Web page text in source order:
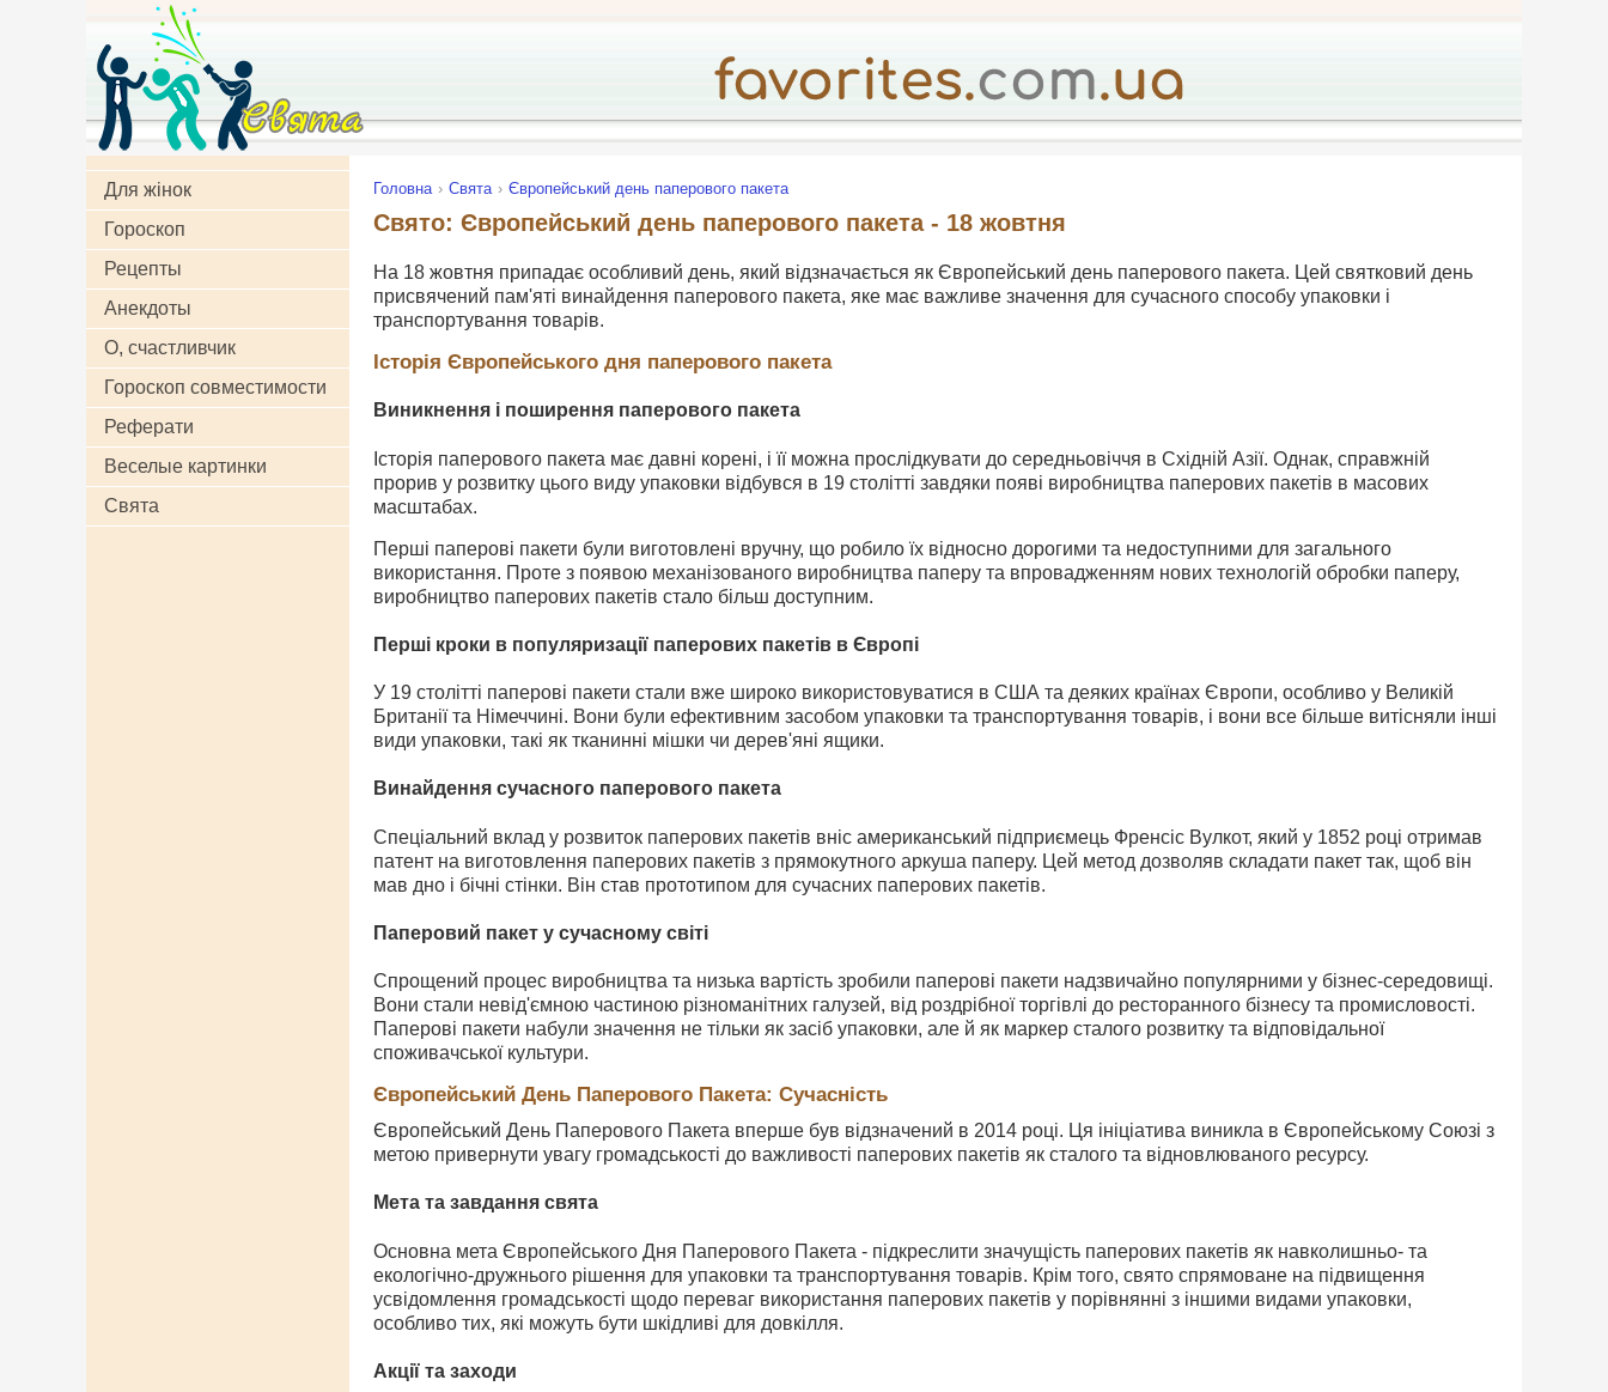
Для жінок
Гороскоп
Рецепты
Анекдоты
О, счастливчик
Гороскоп совместимости
Реферати
Веселые картинки
Свята
Головна Свята Європейський день паперового пакета
Свято: Європейський день паперового пакета - 18 жовтня
На 18 жовтня припадає особливий день, який відзначається як Європейський день паперового пакета. Цей святковий день
присвячений пам'яті винайдення паперового пакета, яке має важливе значення для сучасного способу упаковки і
транспортування товарів.
Історія Європейського дня паперового пакета
Виникнення і поширення паперового пакета
Історія паперового пакета має давні корені, і її можна прослідкувати до середньовіччя в Східній Азії. Однак, справжній
прорив у розвитку цього виду упаковки відбувся в 19 столітті завдяки появі виробництва паперових пакетів в масових
масштабах.
Перші паперові пакети були виготовлені вручну, що робило їх відносно дорогими та недоступними для загального
використання. Проте з появою механізованого виробництва паперу та впровадженням нових технологій обробки паперу,
виробництво паперових пакетів стало більш доступним.
Перші кроки в популяризації паперових пакетів в Європі
У 19 столітті паперові пакети стали вже широко використовуватися в США та деяких країнах Європи, особливо у Великій
Британії та Німеччині. Вони були ефективним засобом упаковки та транспортування товарів, і вони все більше витісняли інші
види упаковки, такі як тканинні мішки чи дерев'яні ящики.
Винайдення сучасного паперового пакета
Спеціальний вклад у розвиток паперових пакетів вніс американський підприємець Френсіс Вулкот, який у 1852 році отримав
патент на виготовлення паперових пакетів з прямокутного аркуша паперу. Цей метод дозволяв складати пакет так, щоб він
мав дно і бічні стінки. Він став прототипом для сучасних паперових пакетів.
Паперовий пакет у сучасному світі
Спрощений процес виробництва та низька вартість зробили паперові пакети надзвичайно популярними у бізнес-середовищі.
Вони стали невід'ємною частиною різноманітних галузей, від роздрібної торгівлі до ресторанного бізнесу та промисловості.
Паперові пакети набули значення не тільки як засіб упаковки, але й як маркер сталого розвитку та відповідальної
споживачської культури.
Європейський День Паперового Пакета: Сучасність
Європейський День Паперового Пакета вперше був відзначений в 2014 році. Ця ініціатива виникла в Європейському Союзі з
метою привернути увагу громадськості до важливості паперових пакетів як сталого та відновлюваного ресурсу.
Мета та завдання свята
Основна мета Європейського Дня Паперового Пакета - підкреслити значущість паперових пакетів як навколишньо- та
екологічно-дружнього рішення для упаковки та транспортування товарів. Крім того, свято спрямоване на підвищення
усвідомлення громадськості щодо переваг використання паперових пакетів у порівнянні з іншими видами упаковки,
особливо тих, які можуть бути шкідливі для довкілля.
Акції та заходи